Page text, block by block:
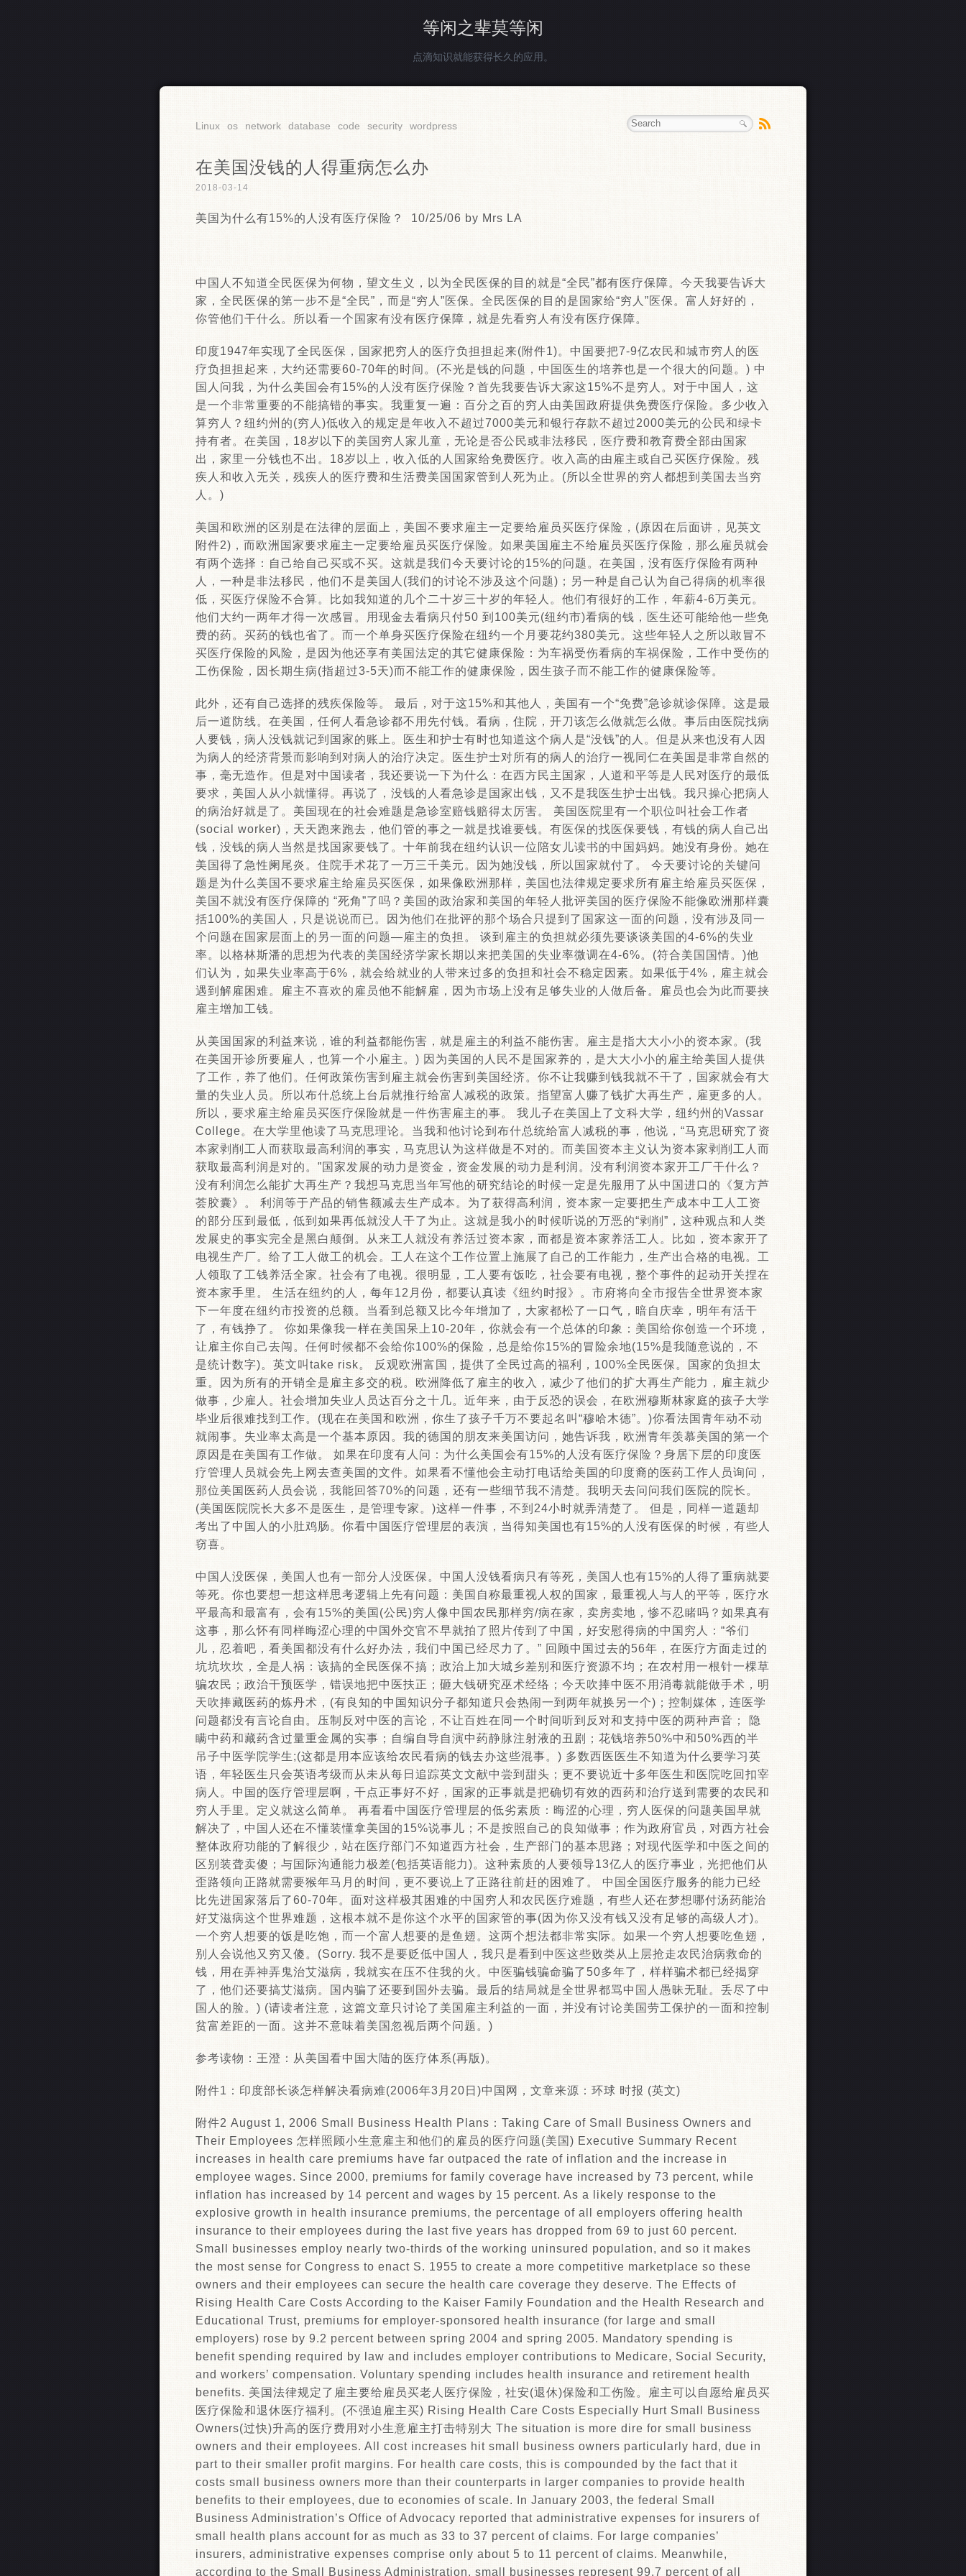
等闲之辈莫等闲
点滴知识就能获得长久的应用。
Linux os network database code security wordpress
在美国没钱的人得重病怎么办
2018-03-14
美国为什么有15%的人没有医疗保险？ 10/25/06 by Mrs LA
中国人不知道全民医保为何物，望文生义，以为全民医保的目的就是“全民”都有医疗保障。今天我要告诉大
家，全民医保的第一步不是“全民”，而是“穷人”医保。全民医保的目的是国家给“穷人”医保。富人好好的，
你管他们干什么。所以看一个国家有没有医疗保障，就是先看穷人有没有医疗保障。
印度1947年实现了全民医保，国家把穷人的医疗负担担起来(附件1)。中国要把7-9亿农民和城市穷人的医
疗负担担起来，大约还需要60-70年的时间。(不光是钱的问题，中国医生的培养也是一个很大的问题。) 中
国人问我，为什么美国会有15%的人没有医疗保险？首先我要告诉大家这15%不是穷人。对于中国人，这
是一个非常重要的不能搞错的事实。我重复一遍：百分之百的穷人由美国政府提供免费医疗保险。多少收入
算穷人？纽约州的(穷人)低收入的规定是年收入不超过7000美元和银行存款不超过2000美元的公民和绿卡
持有者。在美国，18岁以下的美国穷人家儿童，无论是否公民或非法移民，医疗费和教育费全部由国家
出，家里一分钱也不出。18岁以上，收入低的人国家给免费医疗。收入高的由雇主或自己买医疗保险。残
疾人和收入无关，残疾人的医疗费和生活费美国国家管到人死为止。(所以全世界的穷人都想到美国去当穷
人。)
美国和欧洲的区别是在法律的层面上，美国不要求雇主一定要给雇员买医疗保险，(原因在后面讲，见英文
附件2)，而欧洲国家要求雇主一定要给雇员买医疗保险。如果美国雇主不给雇员买医疗保险，那么雇员就会
有两个选择：自己给自己买或不买。这就是我们今天要讨论的15%的问题。在美国，没有医疗保险有两种
人，一种是非法移民，他们不是美国人(我们的讨论不涉及这个问题)；另一种是自己认为自己得病的机率很
低，买医疗保险不合算。比如我知道的几个二十岁三十岁的年轻人。他们有很好的工作，年薪4-6万美元。
他们大约一两年才得一次感冒。用现金去看病只付50 到100美元(纽约市)看病的钱，医生还可能给他一些免
费的药。买药的钱也省了。而一个单身买医疗保险在纽约一个月要花约380美元。这些年轻人之所以敢冒不
买医疗保险的风险，是因为他还享有美国法定的其它健康保险：为车祸受伤看病的车祸保险，工作中受伤的
工伤保险，因长期生病(指超过3-5天)而不能工作的健康保险，因生孩子而不能工作的健康保险等。
此外，还有自己选择的残疾保险等。 最后，对于这15%和其他人，美国有一个“免费”急诊就诊保障。这是最
后一道防线。在美国，任何人看急诊都不用先付钱。看病，住院，开刀该怎么做就怎么做。事后由医院找病
人要钱，病人没钱就记到国家的账上。医生和护士有时也知道这个病人是“没钱”的人。但是从来也没有人因
为病人的经济背景而影响到对病人的治疗决定。医生护士对所有的病人的治疗一视同仁在美国是非常自然的
事，毫无造作。但是对中国读者，我还要说一下为什么：在西方民主国家，人道和平等是人民对医疗的最低
要求，美国人从小就懂得。再说了，没钱的人看急诊是国家出钱，又不是我医生护士出钱。我只操心把病人
的病治好就是了。美国现在的社会难题是急诊室赔钱赔得太厉害。 美国医院里有一个职位叫社会工作者
(social worker)，天天跑来跑去，他们管的事之一就是找谁要钱。有医保的找医保要钱，有钱的病人自己出
钱，没钱的病人当然是找国家要钱了。十年前我在纽约认识一位陪女儿读书的中国妈妈。她没有身份。她在
美国得了急性阑尾炎。住院手术花了一万三千美元。因为她没钱，所以国家就付了。 今天要讨论的关键问
题是为什么美国不要求雇主给雇员买医保，如果像欧洲那样，美国也法律规定要求所有雇主给雇员买医保，
美国不就没有医疗保障的 “死角”了吗？美国的政治家和美国的年轻人批评美国的医疗保险不能像欧洲那样囊
括100%的美国人，只是说说而已。因为他们在批评的那个场合只提到了国家这一面的问题，没有涉及同一
个问题在国家层面上的另一面的问题—雇主的负担。 谈到雇主的负担就必须先要谈谈美国的4-6%的失业
率。以格林斯潘的思想为代表的美国经济学家长期以来把美国的失业率微调在4-6%。(符合美国国情。)他
们认为，如果失业率高于6%，就会给就业的人带来过多的负担和社会不稳定因素。如果低于4%，雇主就会
遇到解雇困难。雇主不喜欢的雇员他不能解雇，因为市场上没有足够失业的人做后备。雇员也会为此而要挟
雇主增加工钱。
从美国国家的利益来说，谁的利益都能伤害，就是雇主的利益不能伤害。雇主是指大大小小的资本家。(我
在美国开诊所要雇人，也算一个小雇主。) 因为美国的人民不是国家养的，是大大小小的雇主给美国人提供
了工作，养了他们。任何政策伤害到雇主就会伤害到美国经济。你不让我赚到钱我就不干了，国家就会有大
量的失业人员。所以布什总统上台后就推行给富人减税的政策。指望富人赚了钱扩大再生产，雇更多的人。
所以，要求雇主给雇员买医疗保险就是一件伤害雇主的事。 我儿子在美国上了文科大学，纽约州的Vassar
College。在大学里他读了马克思理论。当我和他讨论到布什总统给富人减税的事，他说，“马克思研究了资
本家剥削工人而获取最高利润的事实，马克思认为这样做是不对的。而美国资本主义认为资本家剥削工人而
获取最高利润是对的。”国家发展的动力是资金，资金发展的动力是利润。没有利润资本家开工厂干什么？
没有利润怎么能扩大再生产？我想马克思当年写他的研究结论的时候一定是先服用了从中国进口的《复方芦
荟胶囊》。 利润等于产品的销售额减去生产成本。为了获得高利润，资本家一定要把生产成本中工人工资
的部分压到最低，低到如果再低就没人干了为止。这就是我小的时候听说的万恶的“剥削”，这种观点和人类
发展史的事实完全是黑白颠倒。从来工人就没有养活过资本家，而都是资本家养活工人。比如，资本家开了
电视生产厂。给了工人做工的机会。工人在这个工作位置上施展了自己的工作能力，生产出合格的电视。工
人领取了工钱养活全家。社会有了电视。很明显，工人要有饭吃，社会要有电视，整个事件的起动开关捏在
资本家手里。 生活在纽约的人，每年12月份，都要认真读《纽约时报》。市府将向全市报告全世界资本家
下一年度在纽约市投资的总额。当看到总额又比今年增加了，大家都松了一口气，暗自庆幸，明年有活干
了，有钱挣了。 你如果像我一样在美国呆上10-20年，你就会有一个总体的印象：美国给你创造一个环境，
让雇主你自己去闯。任何时候都不会给你100%的保险，总是给你15%的冒险余地(15%是我随意说的，不
是统计数字)。英文叫take risk。 反观欧洲富国，提供了全民过高的福利，100%全民医保。国家的负担太
重。因为所有的开销全是雇主多交的税。欧洲降低了雇主的收入，减少了他们的扩大再生产能力，雇主就少
做事，少雇人。社会增加失业人员达百分之十几。近年来，由于反恐的误会，在欧洲穆斯林家庭的孩子大学
毕业后很难找到工作。(现在在美国和欧洲，你生了孩子千万不要起名叫“穆哈木德”。)你看法国青年动不动
就闹事。失业率太高是一个基本原因。我的德国的朋友来美国访问，她告诉我，欧洲青年羡慕美国的第一个
原因是在美国有工作做。 如果在印度有人问：为什么美国会有15%的人没有医疗保险？身居下层的印度医
疗管理人员就会先上网去查美国的文件。如果看不懂他会主动打电话给美国的印度裔的医药工作人员询问，
那位美国医药人员会说，我能回答70%的问题，还有一些细节我不清楚。我明天去问问我们医院的院长。
(美国医院院长大多不是医生，是管理专家。)这样一件事，不到24小时就弄清楚了。 但是，同样一道题却
考出了中国人的小肚鸡肠。你看中国医疗管理层的表演，当得知美国也有15%的人没有医保的时候，有些人
窃喜。
中国人没医保，美国人也有一部分人没医保。中国人没钱看病只有等死，美国人也有15%的人得了重病就要
等死。你也要想一想这样思考逻辑上先有问题：美国自称最重视人权的国家，最重视人与人的平等，医疗水
平最高和最富有，会有15%的美国(公民)穷人像中国农民那样穷/病在家，卖房卖地，惨不忍睹吗？如果真有
这事，那么怀有同样晦涩心理的中国外交官不早就拍了照片传到了中国，好安慰得病的中国穷人：“爷们
儿，忍着吧，看美国都没有什么好办法，我们中国已经尽力了。” 回顾中国过去的56年，在医疗方面走过的
坑坑坎坎，全是人祸：该搞的全民医保不搞；政治上加大城乡差别和医疗资源不均；在农村用一根针一棵草
骗农民；政治干预医学，错误地把中医扶正；砸大钱研究巫术经络；今天吹捧中医不用消毒就能做手术，明
天吹捧藏医药的炼丹术，(有良知的中国知识分子都知道只会热闹一到两年就换另一个)；控制媒体，连医学
问题都没有言论自由。压制反对中医的言论，不让百姓在同一个时间听到反对和支持中医的两种声音； 隐
瞒中药和藏药含过量重金属的实事；自编自导自演中药静脉注射液的丑剧；花钱培养50%中和50%西的半
吊子中医学院学生;(这都是用本应该给农民看病的钱去办这些混事。) 多数西医医生不知道为什么要学习英
语，年轻医生只会英语考级而从未从每日追踪英文文献中尝到甜头；更不要说近十多年医生和医院吃回扣宰
病人。中国的医疗管理层啊，干点正事好不好，国家的正事就是把确切有效的西药和治疗送到需要的农民和
穷人手里。定义就这么简单。 再看看中国医疗管理层的低劣素质：晦涩的心理，穷人医保的问题美国早就
解决了，中国人还在不懂装懂拿美国的15%说事儿；不是按照自己的良知做事；作为政府官员，对西方社会
整体政府功能的了解很少，站在医疗部门不知道西方社会，生产部门的基本思路；对现代医学和中医之间的
区别装聋卖傻；与国际沟通能力极差(包括英语能力)。这种素质的人要领导13亿人的医疗事业，光把他们从
歪路领向正路就需要猴年马月的时间，更不要说上了正路往前赶的困难了。 中国全国医疗服务的能力已经
比先进国家落后了60-70年。面对这样极其困难的中国穷人和农民医疗难题，有些人还在梦想哪付汤药能治
好艾滋病这个世界难题，这根本就不是你这个水平的国家管的事(因为你又没有钱又没有足够的高级人才)。
一个穷人想要的饭是吃饱，而一个富人想要的是鱼翅。这两个想法都非常实际。如果一个穷人想要吃鱼翅，
别人会说他又穷又傻。(Sorry. 我不是要贬低中国人，我只是看到中医这些败类从上层抢走农民治病救命的
钱，用在弄神弄鬼治艾滋病，我就实在压不住我的火。中医骗钱骗命骗了50多年了，样样骗术都已经揭穿
了，他们还要搞艾滋病。国内骗了还要到国外去骗。最后的结局就是全世界都骂中国人愚昧无耻。丢尽了中
国人的脸。) (请读者注意，这篇文章只讨论了美国雇主利益的一面，并没有讨论美国劳工保护的一面和控制
贫富差距的一面。这并不意味着美国忽视后两个问题。)
参考读物：王澄：从美国看中国大陆的医疗体系(再版)。
附件1：印度部长谈怎样解决看病难(2006年3月20日)中国网，文章来源：环球 时报 (英文)
附件2 August 1, 2006 Small Business Health Plans：Taking Care of Small Business Owners and
Their Employees 怎样照顾小生意雇主和他们的雇员的医疗问题(美国) Executive Summary Recent
increases in health care premiums have far outpaced the rate of inflation and the increase in
employee wages. Since 2000, premiums for family coverage have increased by 73 percent, while
inflation has increased by 14 percent and wages by 15 percent. As a likely response to the
explosive growth in health insurance premiums, the percentage of all employers offering health
insurance to their employees during the last five years has dropped from 69 to just 60 percent.
Small businesses employ nearly two-thirds of the working uninsured population, and so it makes
the most sense for Congress to enact S. 1955 to create a more competitive marketplace so these
owners and their employees can secure the health care coverage they deserve. The Effects of
Rising Health Care Costs According to the Kaiser Family Foundation and the Health Research and
Educational Trust, premiums for employer-sponsored health insurance (for large and small
employers) rose by 9.2 percent between spring 2004 and spring 2005. Mandatory spending is
benefit spending required by law and includes employer contributions to Medicare, Social Security,
and workers’ compensation. Voluntary spending includes health insurance and retirement health
benefits. 美国法律规定了雇主要给雇员买老人医疗保险，社安(退休)保险和工伤险。雇主可以自愿给雇员买
医疗保险和退休医疗福利。(不强迫雇主买) Rising Health Care Costs Especially Hurt Small Business
Owners(过快)升高的医疗费用对小生意雇主打击特别大 The situation is more dire for small business
owners and their employees. All cost increases hit small business owners particularly hard, due in
part to their smaller profit margins. For health care costs, this is compounded by the fact that it
costs small business owners more than their counterparts in larger companies to provide health
benefits to their employees, due to economies of scale. In January 2003, the federal Small
Business Administration’s Office of Advocacy reported that administrative expenses for insurers of
small health plans account for as much as 33 to 37 percent of claims. For large companies’
insurers, administrative expenses comprise only about 5 to 11 percent of claims. Meanwhile,
according to the Small Business Administration, small businesses represent 99.7 percent of all